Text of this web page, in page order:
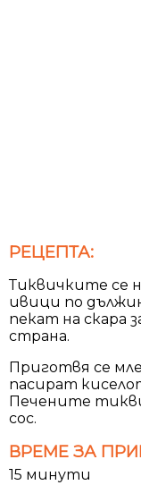
РЕЦЕПТА:
Тиквичките се
ивици по
пекат на скара
страна.
Приготвя се
пасират
Печените
сос.
ВРЕМЕ ЗА
15 минути